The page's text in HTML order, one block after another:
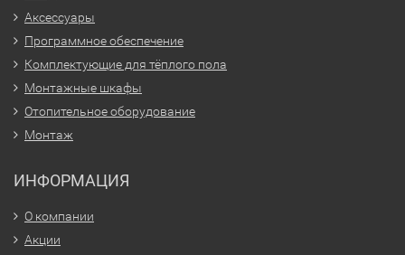
Аксессуары
Программное обеспечение
Комплектующие для тёплого пола
Монтажные шкафы
Отопительное оборудование
Монтаж
ИНФОРМАЦИЯ
О компании
Акции